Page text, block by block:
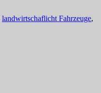
landwirtschaflicht Fahrzeuge,